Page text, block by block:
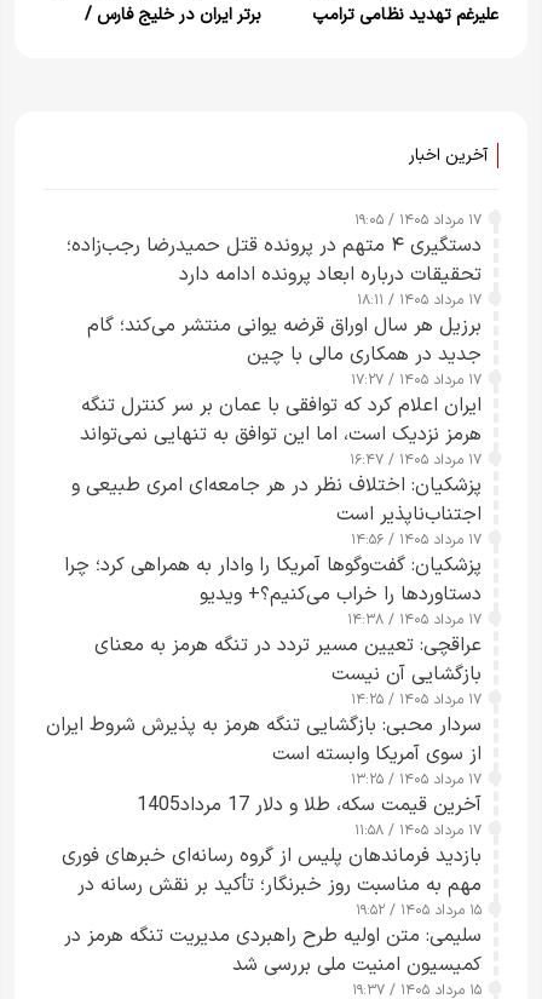
علیرغم تهدید نظامی ترامپ
برتر ایران در خلیج فارس /
آخرین اخبار
۱۷ مرداد ۱۴۰۵ / ۱۹:۰۵
دستگیری ۴ متهم در پرونده قتل حمیدرضا رجب‌زاده؛
تحقیقات درباره ابعاد پرونده ادامه دارد
۱۷ مرداد ۱۴۰۵ / ۱۸:۱۱
برزیل هر سال اوراق قرضه یوانی منتشر می‌کند؛ گام
جدید در همکاری مالی با چین
۱۷ مرداد ۱۴۰۵ / ۱۷:۲۷
ایران اعلام کرد که توافقی با عمان بر سر کنترل تنگه
هرمز نزدیک است، اما این توافق به تنهایی نمی‌تواند
آبراه را آزاد کند
۱۷ مرداد ۱۴۰۵ / ۱۶:۴۷
پزشکیان: اختلاف نظر در هر جامعه‌ای امری طبیعی و
اجتناب‌ناپذیر است
۱۷ مرداد ۱۴۰۵ / ۱۴:۵۶
پزشکیان: گفت‌وگوها آمریکا را وادار به همراهی کرد؛ چرا
دستاوردها را خراب می‌کنیم؟+ ویدیو
۱۷ مرداد ۱۴۰۵ / ۱۴:۳۸
عراقچی: تعیین مسیر تردد در تنگه هرمز به معنای
بازگشایی آن نیست
۱۷ مرداد ۱۴۰۵ / ۱۴:۲۵
سردار محبی: بازگشایی تنگه هرمز به پذیرش شروط ایران
از سوی آمریکا وابسته است
۱۷ مرداد ۱۴۰۵ / ۱۳:۲۵
آخرین قیمت سکه، طلا و دلار 17 مرداد1405
۱۷ مرداد ۱۴۰۵ / ۱۱:۵۸
بازدید فرماندهان پلیس از گروه رسانه‌ای خبرهای فوری
مهم به مناسبت روز خبرنگار؛ تأکید بر نقش رسانه در
تقویت امنیت و اعتماد عمومی
۱۵ مرداد ۱۴۰۵ / ۱۹:۵۲
سلیمی: متن اولیه طرح راهبردی مدیریت تنگه هرمز در
کمیسیون امنیت ملی بررسی شد
۱۵ مرداد ۱۴۰۵ / ۱۹:۳۷